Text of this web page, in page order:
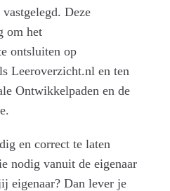
Deze
om het
ontsluiten op
Leeroverzicht.nl en ten
Ontwikkelpaden en de
en correct te laten
nodig vanuit de eigenaar
eigenaar? Dan lever je